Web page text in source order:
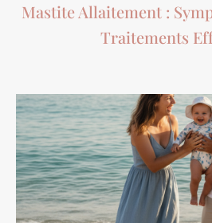
Mastite Allaitement :
Traitements